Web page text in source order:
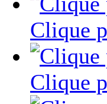
Clique
Clique